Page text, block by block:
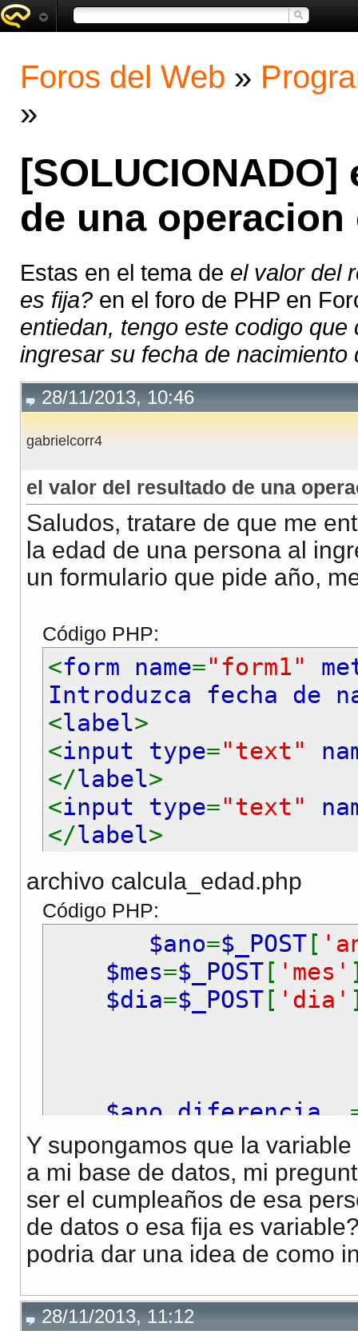
Foros del Web »
»
de una operacion
Estas en el tema de el valor del
es fija? en el foro de PHP en
entiedan, tengo este codigo
ingresar su fecha de nacimiento
28/11/2013, 10:46
gabrielcorr4
el valor del resultado de una
Saludos, tratare de que me
la edad de una persona al
un formulario que pide año,
Código PHP:
<form name="form1"
Introduzca fecha de
<label>
<input type="text"
</label>
<input type="text"
</label>
<p>
<label>
input type="submit"
label>
archivo calcula_edad.php
Código PHP:
$ano=$_POST [
$mes=$_POST [ 'mes'
$dia=$_POST [ 'dia'
$ano_diferencia
$mes_diferencia
if (
Y supongamos que la
a mi base de datos, mi
ser el cumpleaños de esa
de datos o esa fija es
podria dar una idea de como
28/11/2013, 11:12